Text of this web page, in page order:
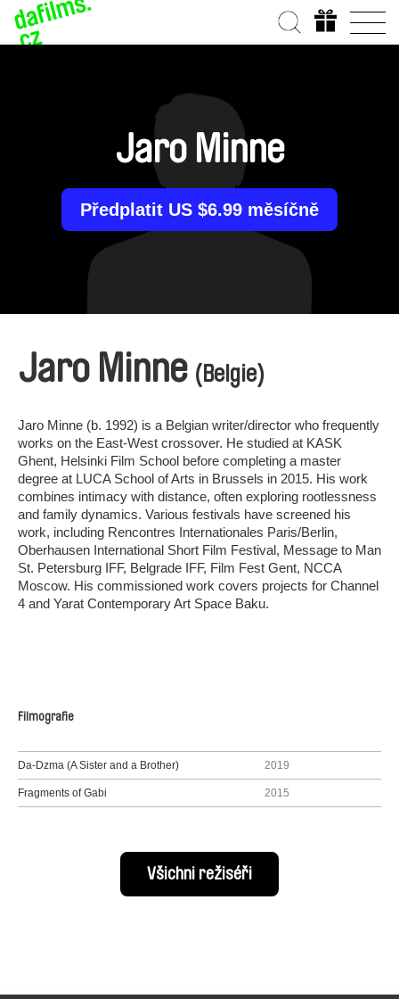
Jaro Minne
Předplatit US $6.99 měsíčně
Jaro Minne (Belgie)
Jaro Minne (b. 1992) is a Belgian writer/director who frequently
works on the East-West crossover. He studied at KASK
Ghent, Helsinki Film School before completing a master
degree at LUCA School of Arts in Brussels in 2015. His work
combines intimacy with distance, often exploring rootlessness
and family dynamics. Various festivals have screened his
work, including Rencontres Internationales Paris/Berlin,
Oberhausen International Short Film Festival, Message to Man
St. Petersburg IFF, Belgrade IFF, Film Fest Gent, NCCA
Moscow. His commissioned work covers projects for Channel
4 and Yarat Contemporary Art Space Baku.
Filmografie
Da-Dzma (A Sister and a Brother) 2019
Fragments of Gabi 2015
Všichni režiséři